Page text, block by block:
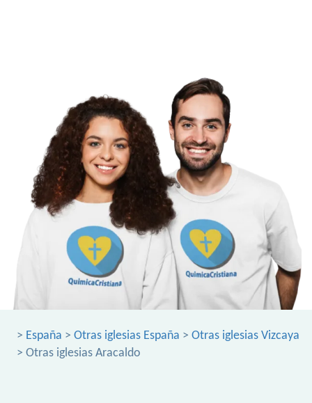
> España > Otras iglesias España > Otras iglesias Vizcaya
> Otras iglesias Aracaldo